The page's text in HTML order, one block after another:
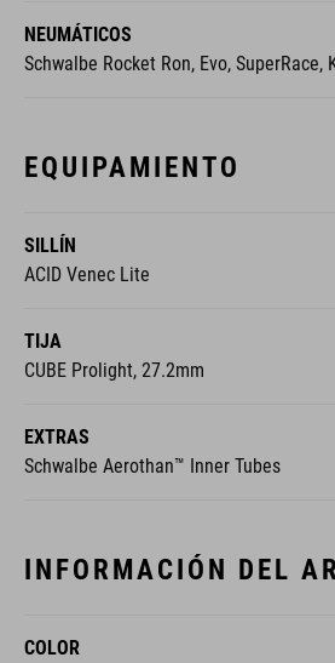
NEUMÁTICOS
Schwalbe Rocket Ron, Evo, SuperRace,
EQUIPAMIENTO
SILLÍN
ACID Venec Lite
TIJA
CUBE Prolight, 27.2mm
EXTRAS
Schwalbe Aerothan™ Inner Tubes
INFORMACIÓN DEL
COLOR